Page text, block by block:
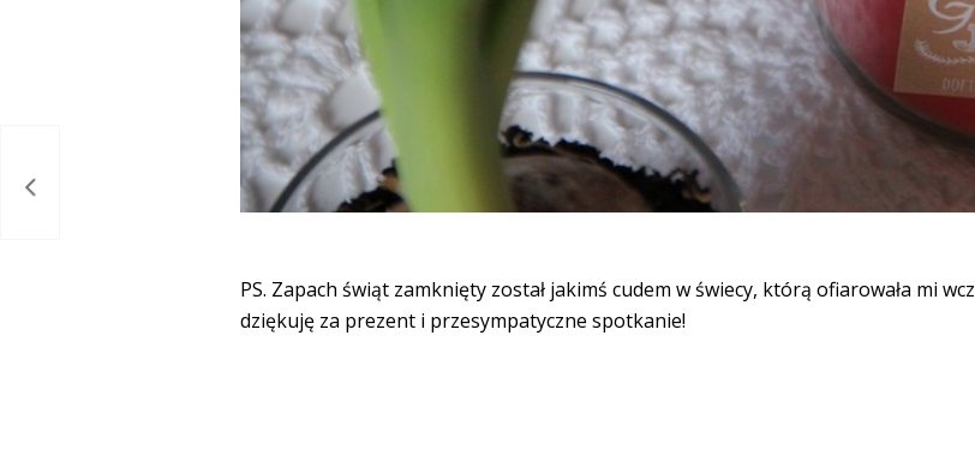
PS. Zapach świąt zamknięty został jakimś cudem w świecy, którą ofiarowała mi
dziękuję za prezent i przesympatyczne spotkanie!